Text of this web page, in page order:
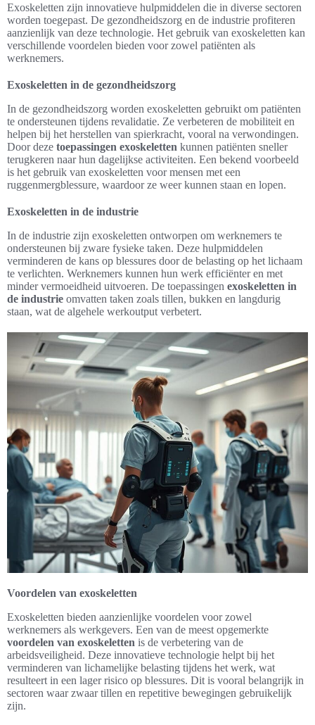
Exoskeletten zijn innovatieve hulpmiddelen die in diverse sectoren
worden toegepast. De gezondheidszorg en de industrie profiteren
aanzienlijk van deze technologie. Het gebruik van exoskeletten kan
verschillende voordelen bieden voor zowel patiënten als
werknemers.
Exoskeletten in de gezondheidszorg
In de gezondheidszorg worden exoskeletten gebruikt om patiënten
te ondersteunen tijdens revalidatie. Ze verbeteren de mobiliteit en
helpen bij het herstellen van spierkracht, vooral na verwondingen.
Door deze toepassingen exoskeletten kunnen patiënten sneller
terugkeren naar hun dagelijkse activiteiten. Een bekend voorbeeld
is het gebruik van exoskeletten voor mensen met een
ruggenmergblessure, waardoor ze weer kunnen staan en lopen.
Exoskeletten in de industrie
In de industrie zijn exoskeletten ontworpen om werknemers te
ondersteunen bij zware fysieke taken. Deze hulpmiddelen
verminderen de kans op blessures door de belasting op het lichaam
te verlichten. Werknemers kunnen hun werk efficiënter en met
minder vermoeidheid uitvoeren. De toepassingen exoskeletten in
de industrie omvatten taken zoals tillen, bukken en langdurig
staan, wat de algehele werkoutput verbetert.
Voordelen van exoskeletten
Exoskeletten bieden aanzienlijke voordelen voor zowel
werknemers als werkgevers. Een van de meest opgemerkte
voordelen van exoskeletten is de verbetering van de
arbeidsveiligheid. Deze innovatieve technologie helpt bij het
verminderen van lichamelijke belasting tijdens het werk, wat
resulteert in een lager risico op blessures. Dit is vooral belangrijk in
sectoren waar zwaar tillen en repetitive bewegingen gebruikelijk
zijn.